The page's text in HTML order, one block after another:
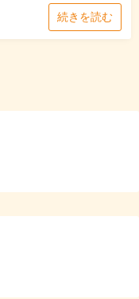
続きを読む